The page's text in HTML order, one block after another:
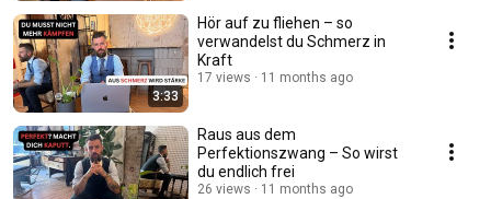
3:33
Hör auf zu fliehen – so
verwandelst du Schmerz in
Kraft
17 views 11 months ago
Raus aus dem
Perfektionszwang – So wirst
du endlich frei
26 views 11 months ago